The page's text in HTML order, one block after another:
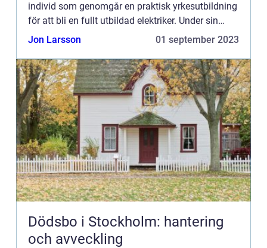
individ som genomgår en praktisk yrkesutbildning
för att bli en fullt utbildad elektriker. Under sin
utbildning arbetar en lärling under överinseen...
Jon Larsson 01 september 2023
Dödsbo i Stockholm: hantering
och avveckling